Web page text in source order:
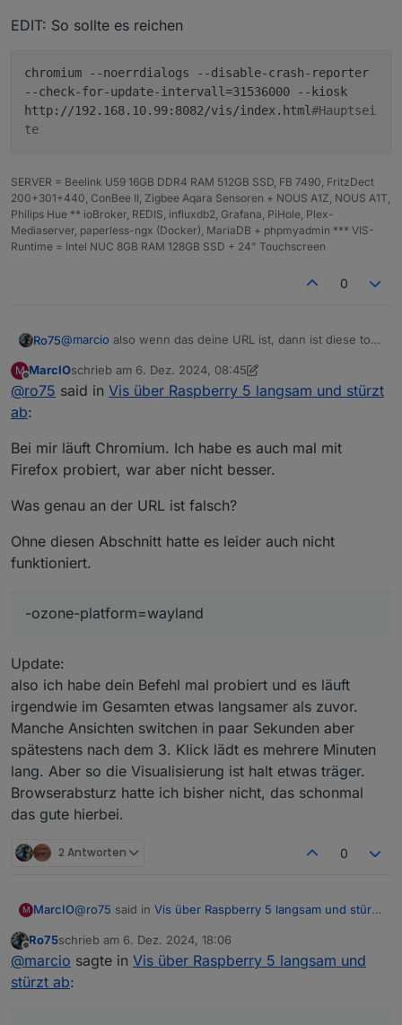
EDIT: So sollte es reichen
chromium --noerrdialogs --disable-crash-reporter
--check-for-update-intervall=31536000 --kiosk
http://192.168.10.99:8082/vis/index.html#Hauptsei
te
SERVER = Beelink U59 16GB DDR4 RAM 512GB SSD, FB 7490, FritzDect
200+301+440, ConBee II, Zigbee Aqara Sensoren + NOUS A1Z, NOUS A1T,
Philips Hue ** ioBroker, REDIS, influxdb2, Grafana, PiHole, Plex-
Mediaserver, paperless-ngx (Docker), MariaDB + phpmyadmin *** VIS-
Runtime = Intel NUC 8GB RAM 128GB SSD + 24" Touchscreen
0
Ro75@marcio also wenn das deine URL ist, dann ist diese total
Deine lokale IP brauchst du nicht XXX !
@marciosagte inVis über Raspberry 5 langsam und
stürzt ab :
Da bekomme ich Fragezeichen. Also wenn du kein
@marcio sagte in Vis über Raspberry 5 langsam und
--disk-cache-size=0
hier auch
bei Dir. Chrom oder Chromium oder?
Ro75.
M
Offline
MarcIOschrieb am 6. Dez. 2024, 08:45
zuletzt editiert von MarcIO12. Juni 2024, 11:49
@ro75 said in Vis über Raspberry 5 langsam und stürzt
ab:
Bei mir läuft Chromium. Ich habe es auch mal mit
Firefox probiert, war aber nicht besser.
Was genau an der URL ist falsch?
Ohne diesen Abschnitt hatte es leider auch nicht
funktioniert.
-ozone-platform=wayland
Update:
also ich habe dein Befehl mal probiert und es läuft
irgendwie im Gesamten etwas langsamer als zuvor.
Manche Ansichten switchen in paar Sekunden aber
spätestens nach dem 3. Klick lädt es mehrere Minuten
lang. Aber so die Visualisierung ist halt etwas träger.
Browserabsturz hatte ich bisher nicht, das schonmal
das gute hierbei.
2 Antworten 0
M MarcIO@ro75 said in Vis über Raspberry 5 langsam und stürzt
Bei mir läuft Chromium. Ich habe es auch mal mit
Firefox probiert, war aber nicht besser.
Offline
Ro75schrieb am 6. Dez. 2024, 18:06
zuletzt editiert von
@marcio sagte in Vis über Raspberry 5 langsam und
stürzt ab: